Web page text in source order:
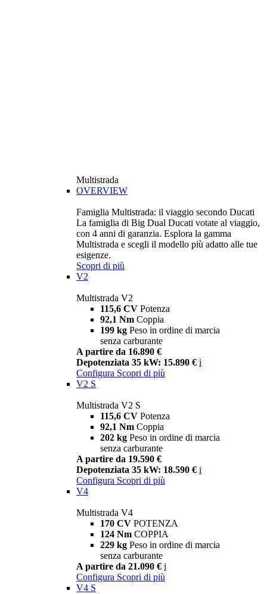
Multistrada
OVERVIEW
Famiglia Multistrada: il viaggio secondo Ducati
La famiglia di Big Dual Ducati votate al viaggio,
con 4 anni di garanzia. Esplora la gamma
Multistrada e scegli il modello più adatto alle tue
esigenze.
Scopri di più
V2
Multistrada V2
115,6 CV Potenza
92,1 Nm Coppia
199 kg Peso in ordine di marcia
senza carburante
A partire da 16.890 €
Depotenziata 35 kW: 15.890 € i
Configura Scopri di più
V2 S
Multistrada V2 S
115,6 CV Potenza
92,1 Nm Coppia
202 kg Peso in ordine di marcia
senza carburante
A partire da 19.590 €
Depotenziata 35 kW: 18.590 € i
Configura Scopri di più
V4
Multistrada V4
170 CV POTENZA
124 Nm COPPIA
229 kg Peso in ordine di marcia
senza carburante
A partire da 21.090 € i
Configura Scopri di più
V4 S